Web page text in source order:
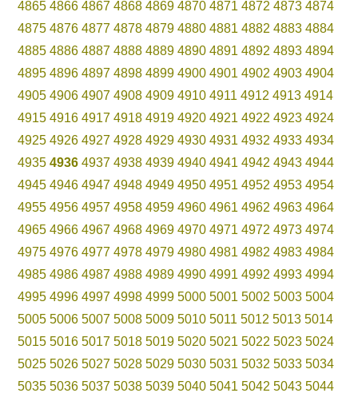
4865 4866 4867 4868 4869 4870 4871 4872 4873 4874
4875 4876 4877 4878 4879 4880 4881 4882 4883 4884
4885 4886 4887 4888 4889 4890 4891 4892 4893 4894
4895 4896 4897 4898 4899 4900 4901 4902 4903 4904
4905 4906 4907 4908 4909 4910 4911 4912 4913 4914
4915 4916 4917 4918 4919 4920 4921 4922 4923 4924
4925 4926 4927 4928 4929 4930 4931 4932 4933 4934
4935 4936 4937 4938 4939 4940 4941 4942 4943 4944
4945 4946 4947 4948 4949 4950 4951 4952 4953 4954
4955 4956 4957 4958 4959 4960 4961 4962 4963 4964
4965 4966 4967 4968 4969 4970 4971 4972 4973 4974
4975 4976 4977 4978 4979 4980 4981 4982 4983 4984
4985 4986 4987 4988 4989 4990 4991 4992 4993 4994
4995 4996 4997 4998 4999 5000 5001 5002 5003 5004
5005 5006 5007 5008 5009 5010 5011 5012 5013 5014
5015 5016 5017 5018 5019 5020 5021 5022 5023 5024
5025 5026 5027 5028 5029 5030 5031 5032 5033 5034
5035 5036 5037 5038 5039 5040 5041 5042 5043 5044